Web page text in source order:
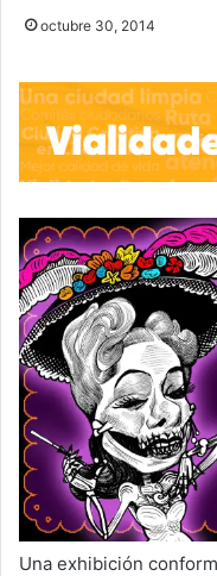
octubre 30, 2014
Una exhibición